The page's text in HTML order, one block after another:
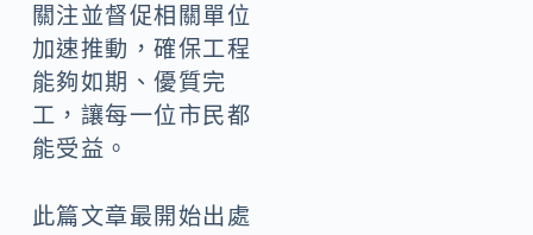
關注並督促相關單位
加速推動，確保工程
能夠如期、優質完
工，讓每一位市民都
能受益。
此篇文章最開始出處